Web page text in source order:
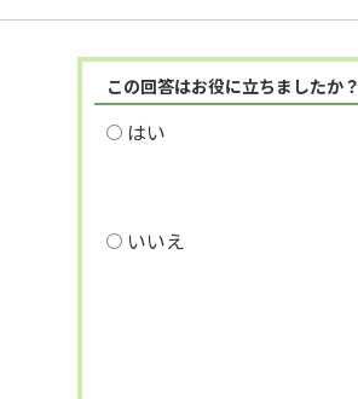
この回答はお役に立ちましたか？
はい
いいえ